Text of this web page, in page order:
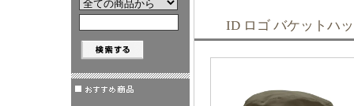
ID ロゴ バケット